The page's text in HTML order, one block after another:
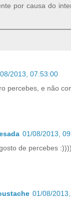
por causa do
2013, 07:53:00
percebes, e não
01/08/2013,
de percebes :))))
01/08/